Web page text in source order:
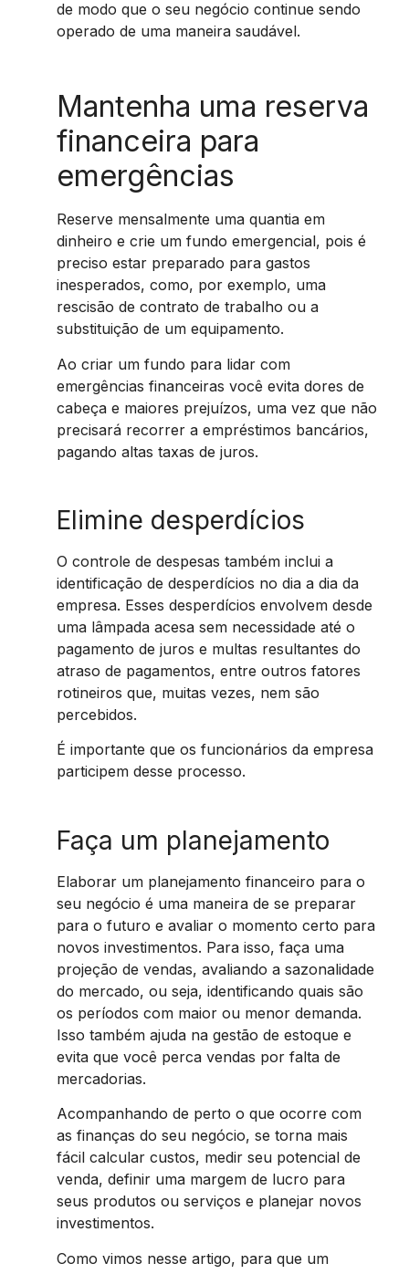
de modo que o seu negócio continue sendo
operado de uma maneira saudável.
Mantenha uma reserva
financeira para
emergências
Reserve mensalmente uma quantia em
dinheiro e crie um fundo emergencial, pois é
preciso estar preparado para gastos
inesperados, como, por exemplo, uma
rescisão de contrato de trabalho ou a
substituição de um equipamento.
Ao criar um fundo para lidar com
emergências financeiras você evita dores de
cabeça e maiores prejuízos, uma vez que não
precisará recorrer a empréstimos bancários,
pagando altas taxas de juros.
Elimine desperdícios
O controle de despesas também inclui a
identificação de desperdícios no dia a dia da
empresa. Esses desperdícios envolvem desde
uma lâmpada acesa sem necessidade até o
pagamento de juros e multas resultantes do
atraso de pagamentos, entre outros fatores
rotineiros que, muitas vezes, nem são
percebidos.
É importante que os funcionários da empresa
participem desse processo.
Faça um planejamento
Elaborar um planejamento financeiro para o
seu negócio é uma maneira de se preparar
para o futuro e avaliar o momento certo para
novos investimentos. Para isso, faça uma
projeção de vendas, avaliando a sazonalidade
do mercado, ou seja, identificando quais são
os períodos com maior ou menor demanda.
Isso também ajuda na gestão de estoque e
evita que você perca vendas por falta de
mercadorias.
Acompanhando de perto o que ocorre com
as finanças do seu negócio, se torna mais
fácil calcular custos, medir seu potencial de
venda, definir uma margem de lucro para
seus produtos ou serviços e planejar novos
investimentos.
Como vimos nesse artigo, para que um